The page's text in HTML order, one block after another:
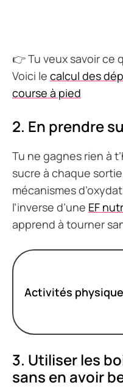
👉 Tu veux savoir ce
Voici le calcul des
course à pied
2. En prendre
Tu ne gagnes rien à
sucre à chaque
mécanismes
l’inverse d’une EF
apprend à tourner
Activités
3. Utiliser les
sans en avoir